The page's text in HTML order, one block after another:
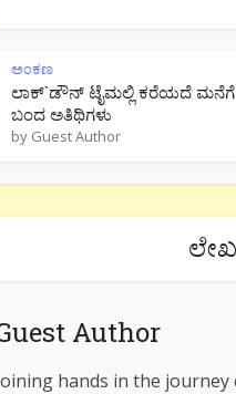
ಅಂಕಣ
ಲಾಕ್`ಡೌನ್ ಟೈಮಲ್ಲಿ ಕರೆಯದೆ ಮನೆಗೆ
ಬಂದ ಅತಿಥಿಗಳು
by Guest Author
Author
hands in the